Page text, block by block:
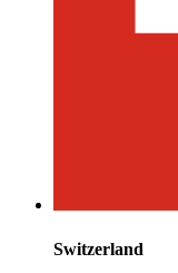
Switzerland